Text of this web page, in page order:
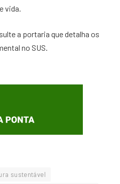
vida.
a portaria que detalha os
no SUS.
sustentável